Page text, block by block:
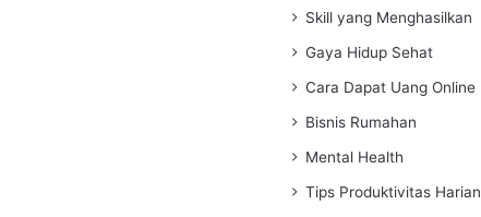
Skill yang Menghasilkan
Gaya Hidup Sehat
Cara Dapat Uang Online
Bisnis Rumahan
Mental Health
Tips Produktivitas Harian